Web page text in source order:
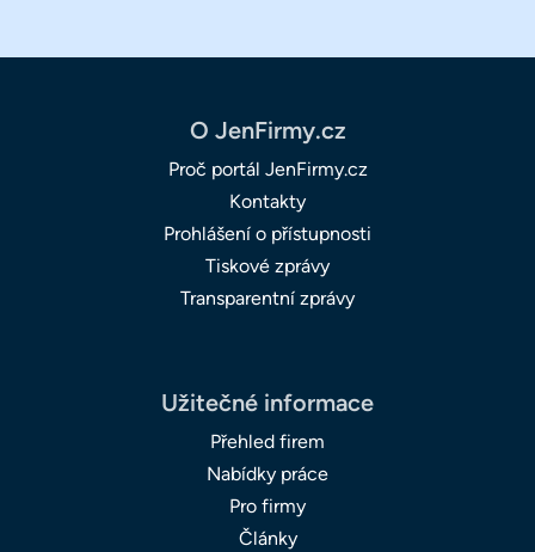
O JenFirmy.cz
Proč portál JenFirmy.cz
Kontakty
Prohlášení o přístupnosti
Tiskové zprávy
Transparentní zprávy
Užitečné informace
Přehled firem
Nabídky práce
Pro firmy
Články